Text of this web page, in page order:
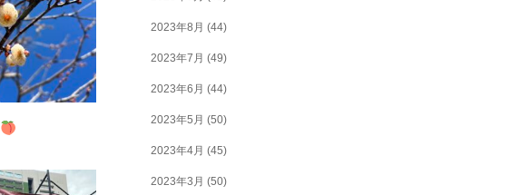
2023年8月 (44)
2023年7月 (49)
2023年6月 (44)
2023年5月 (50)
2023年4月 (45)
2023年3月 (50)